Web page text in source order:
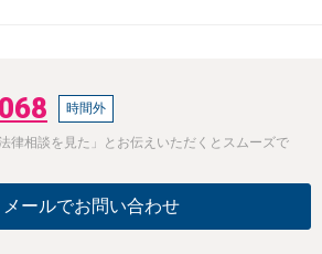
時間外
律相談を見た」とお伝えいただくとスムーズで
メールでお問い合わせ